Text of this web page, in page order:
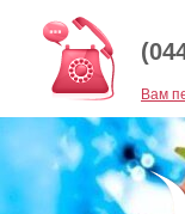
Baм